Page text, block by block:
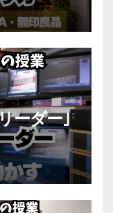
ーダー｣